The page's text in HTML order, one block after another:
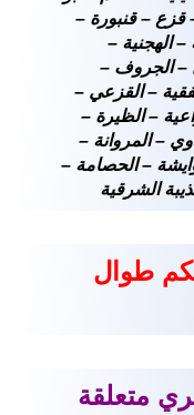
قزع – قنبورة –
– الهجنية –
– الجروف –
– القزعي –
– الظيرة –
– المروانة –
– الحصامة –
الشرقية
طوال
متعلقة